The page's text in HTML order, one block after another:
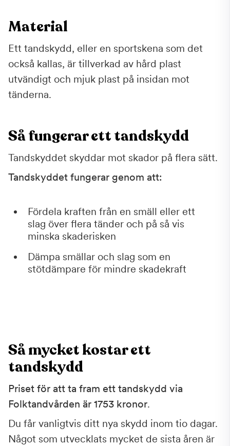
Material
Ett tandskydd, eller en sportskena som det
också kallas, är tillverkad av hård plast
utvändigt och mjuk plast på insidan mot
tänderna.
Så fungerar ett tandskydd
Tandskyddet skyddar mot skador på flera sätt.
Tandskyddet fungerar genom att:
Fördela kraften från en smäll eller ett
slag över flera tänder och på så vis
minska skaderisken
Dämpa smällar och slag som en
stötdämpare för mindre skadekraft
Så mycket kostar ett
tandskydd
Priset för att ta fram ett tandskydd via
Folktandvården är 1753 kronor.
Du får vanligtvis ditt nya skydd inom tio dagar.
Något som utvecklats mycket de sista åren är